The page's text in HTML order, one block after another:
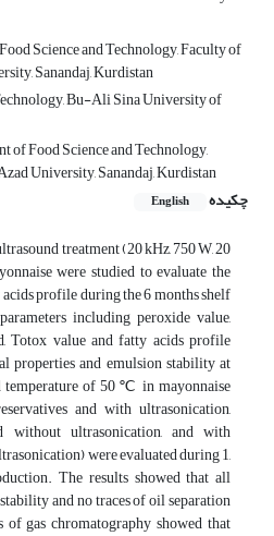
Science and Technology, Faculty of
Sanandaj, Kurdistan
Bu-Ali Sina University of
of Food Science and Technology,
University, Sanandaj, Kurdistan
چکیده
English
treatment (20 kHz, 750 W, 20
were studied to evaluate the
profile during the 6 months shelf
including peroxide value,
Totox value and fatty acids profile
properties and emulsion stability at
of 50 ℃ in mayonnaise
and with ultrasonication,
without ultrasonication, and with
were evaluated during 1,
The results showed that all
and no traces of oil separation
gas chromatography showed that